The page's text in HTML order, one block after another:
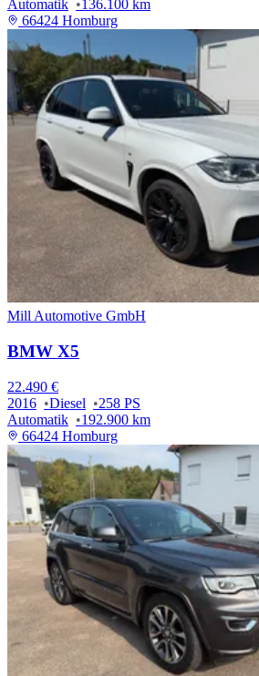
Automatik
136.100 km
66424 Homburg
Mill Automotive GmbH
BMW X5
22.490 €
2016
Diesel
258 PS
Automatik
192.900 km
66424 Homburg